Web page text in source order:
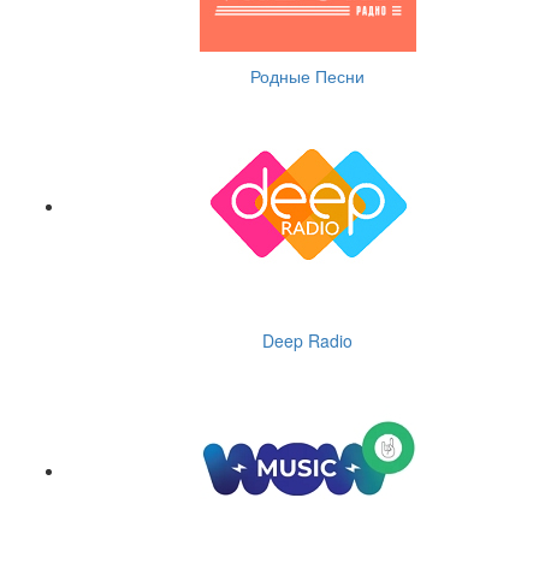
Родные Песни
Deep Radio